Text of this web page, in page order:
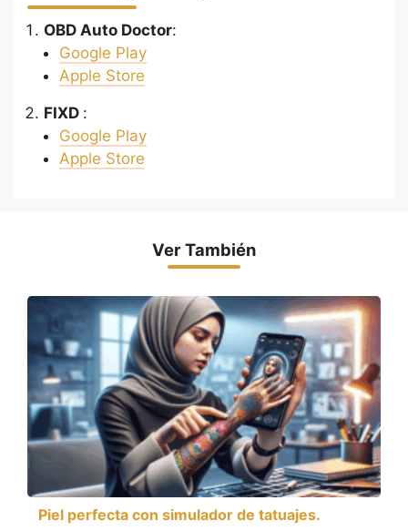
OBD Auto Doctor:
Google Play
Apple Store
FIXD :
Google Play
Apple Store
Ver También
Piel perfecta con simulador de tatuajes.